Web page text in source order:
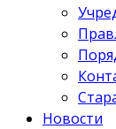
Новости